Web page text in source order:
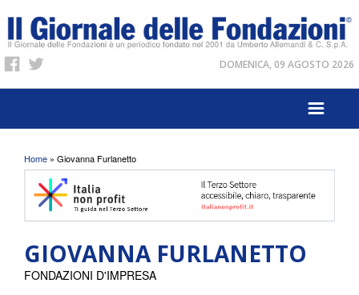
DOMENICA, 09 AGOSTO 2026
Tu sei qui
Home » Giovanna Furlanetto
GIOVANNA FURLANETTO
FONDAZIONI D'IMPRESA